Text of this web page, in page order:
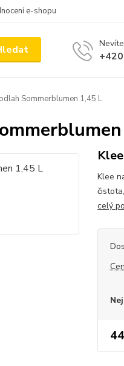
e-shopu
Sommerblumen 1,45 L
Klee
celý